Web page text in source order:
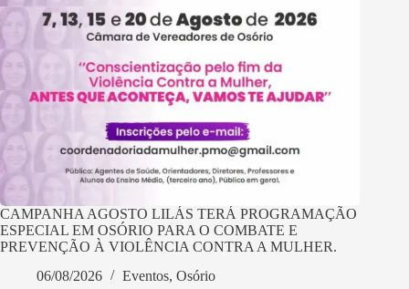
CAMPANHA AGOSTO LILÁS TERÁ PROGRAMAÇÃO
ESPECIAL EM OSÓRIO PARA O COMBATE E
PREVENÇÃO À VIOLÊNCIA CONTRA A MULHER.
06/08/2026
Eventos, Osório